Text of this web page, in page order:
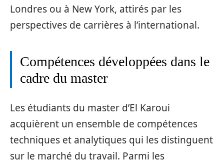
Londres ou à New York, attirés par les
perspectives de carrières à l’international.
Compétences développées dans le
cadre du master
Les étudiants du master d’El Karoui
acquièrent un ensemble de compétences
techniques et analytiques qui les distinguent
sur le marché du travail. Parmi les